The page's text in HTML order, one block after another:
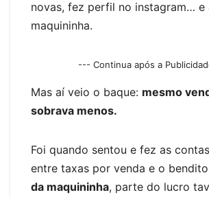
novas, fez perfil no instagram… e
maquininha.
--- Continua após a
Mas aí veio o baque: mesmo
sobrava menos.
Foi quando sentou e fez as
entre taxas por venda e o bendito
da maquininha, parte do lucro